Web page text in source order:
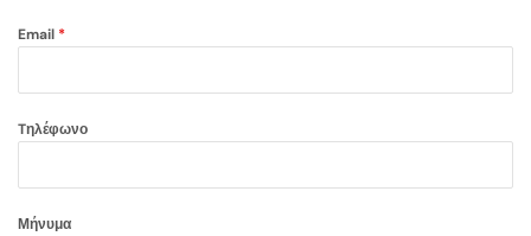
Email *
Tηλέφωνο
Μήνυμα